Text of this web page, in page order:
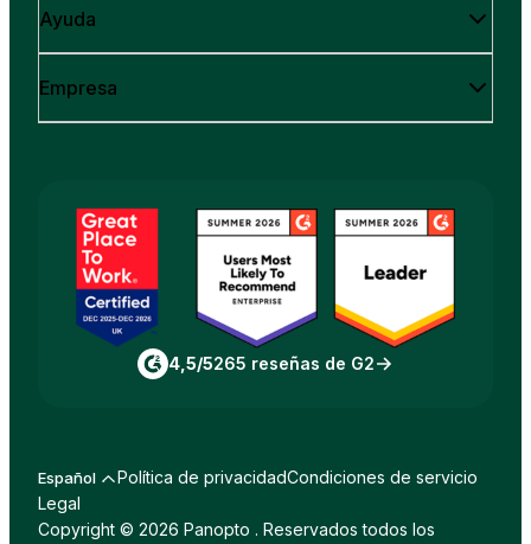
Ayuda
Empresa
4,5/5265 reseñas de G2
Español Política de privacidadCondiciones de servicio
Legal
Copyright © 2026 Panopto . Reservados todos los